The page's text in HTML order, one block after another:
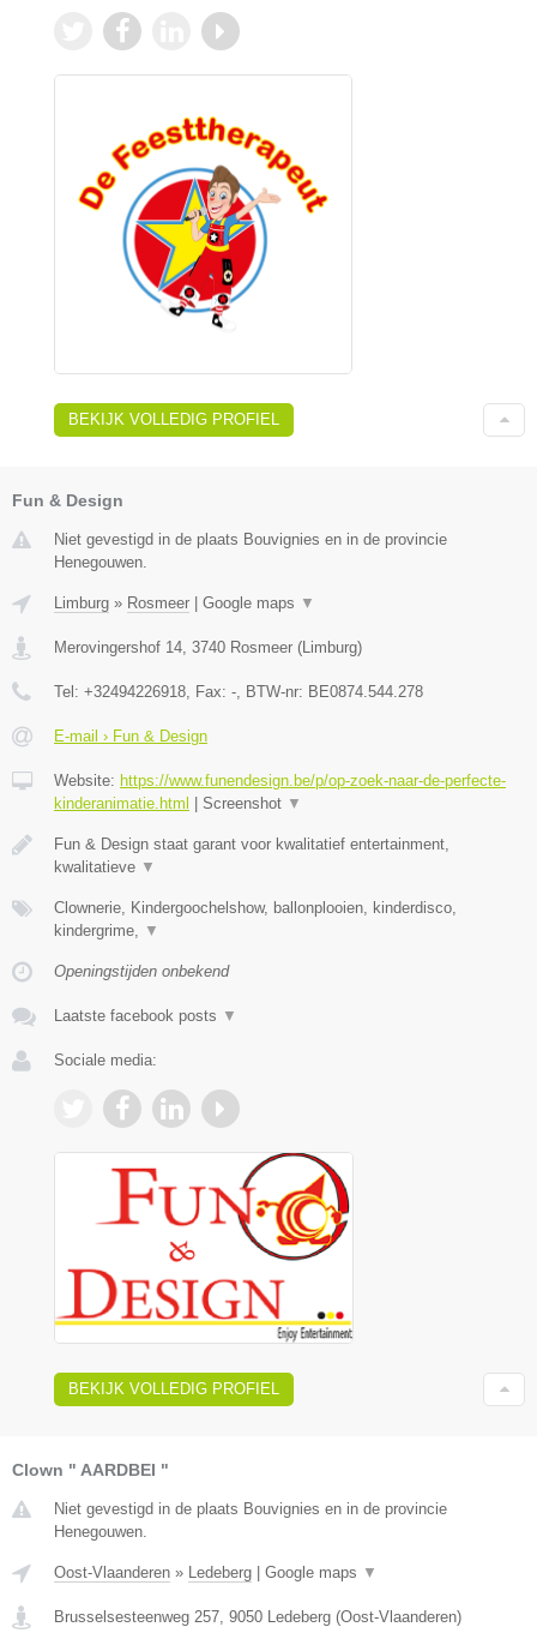
BEKIJK VOLLEDIG PROFIEL
Fun & Design
Niet gevestigd in de plaats Bouvignies en in de provincie
Henegouwen.
Limburg » Rosmeer | Google maps ▼
Merovingershof 14 3740 Rosmeer (Limburg)
Tel: +32494226918 , Fax: - , BTW-nr: BE0874.544.278
E-mail › Fun & Design
Website: https://www.funendesign.be/p/op-zoek-naar-de-perfecte-
kinderanimatie.html | Screenshot ▼
Fun & Design staat garant voor kwalitatief entertainment,
kwalitatieve ▼
Clownerie, Kindergoochelshow, ballonplooien, kinderdisco,
kindergrime,
▼
Openingstijden onbekend
Laatste facebook posts ▼
Sociale media:
BEKIJK VOLLEDIG PROFIEL
Clown " AARDBEI "
Niet gevestigd in de plaats Bouvignies en in de provincie
Henegouwen.
Oost-Vlaanderen » Ledeberg Google maps ▼
Brusselsesteenweg 257, 9050 Ledeberg (Oost-Vlaanderen)